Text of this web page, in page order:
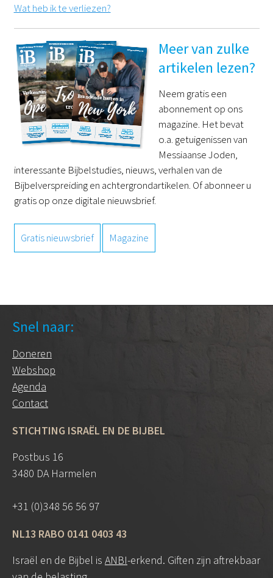
Wat heb ik te verliezen?
Meer van zulke
artikelen lezen?
Neem gratis een
abonnement op ons
magazine. Het bevat
o.a. getuigenissen van
Messiaanse Joden,
interessante Bijbelstudies, nieuws, verhalen van de
Bijbelverspreiding en achtergrondartikelen. Of abonneer u
gratis op onze digitale nieuwsbrief.
Gratis nieuwsbrief Magazine
Snel naar:
Doneren
Webshop
Agenda
Contact
STICHTING ISRAËL EN DE BIJBEL
Postbus 16
3480 DA Harmelen
+31 (0)348 56 56 97
NL13 RABO 0141 0403 43
Israël en de Bijbel is ANBI-erkend. Giften zijn aftrekbaar